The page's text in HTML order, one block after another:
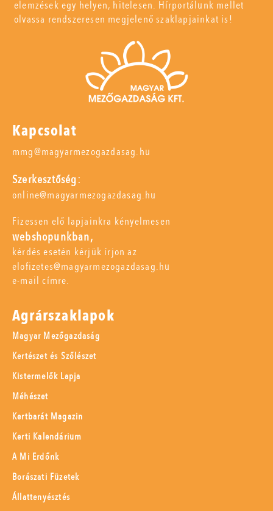
elemzések egy helyen, hitelesen. Hírportálunk mellet
olvassa rendszeresen megjelenő szaklapjainkat is!
Kapcsolat
mmg@magyarmezogazdasag.hu
Szerkesztőség:
online@magyarmezogazdasag.hu
Fizessen elő lapjainkra kényelmesen
webshopunkban,
kérdés esetén kérjük írjon az
elofizetes@magyarmezogazdasag.hu
e-mail címre.
Agrárszaklapok
Magyar Mezőgazdaság
Kertészet és Szőlészet
Kistermelők Lapja
Méhészet
Kertbarát Magazin
Kerti Kalendárium
A Mi Erdőnk
Borászati Füzetek
Állattenyésztés